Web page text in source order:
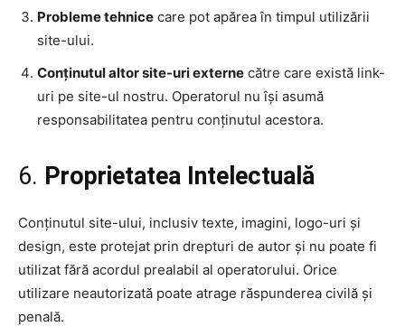
Probleme tehnice care pot apărea în timpul utilizării
site-ului.
Conținutul altor site-uri externe către care există link-
uri pe site-ul nostru. Operatorul nu își asumă
responsabilitatea pentru conținutul acestora.
6. Proprietatea Intelectuală
Conținutul site-ului, inclusiv texte, imagini, logo-uri și
design, este protejat prin drepturi de autor și nu poate fi
utilizat fără acordul prealabil al operatorului. Orice
utilizare neautorizată poate atrage răspunderea civilă și
penală.